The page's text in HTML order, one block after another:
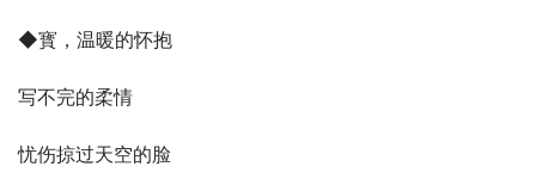
◆寳，温暖的怀抱
写不完的柔情
忧伤掠过天空的脸